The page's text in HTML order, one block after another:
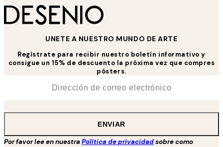
UNETE A NUESTRO MUNDO DE ARTE
Regístrate para recibir nuestro boletín informativo y
consigue un 15% de descuento la próxima vez que compres
pósters.
ENVIAR
Por favor lee en nuestraPolítica de privacidadsobre como